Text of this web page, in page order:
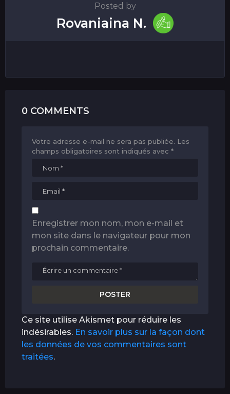
Posted by
Rovaniaina N.
0 COMMENTS
Votre adresse e-mail ne sera pas publiée. Les
champs obligatoires sont indiqués avec *
Enregistrer mon nom, mon e-mail et
mon site dans le navigateur pour mon
prochain commentaire.
Ce site utilise Akismet pour réduire les
indésirables. En savoir plus sur la façon dont
les données de vos commentaires sont
traitées.